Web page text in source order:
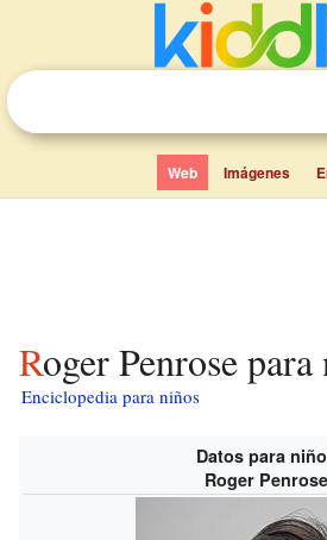
Web Imágenes
Roger Penrose
Enciclopedia para niños
Datos para
Roger Penrose